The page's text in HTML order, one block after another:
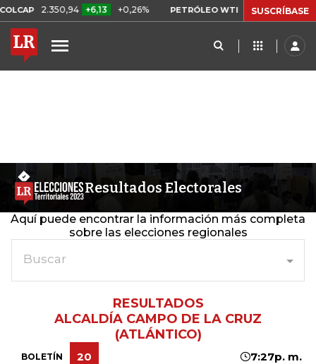
2.350,94 +6,13 +0,26% PETRÓLEO WTI US$ 78,01 US$
SUSCRÍBASE
Resultados Electorales
Aquí puede encontrar la información más completa
sobre las elecciones regionales
Buscar
RESULTADOS
ALCALDÍA CAMPO DE LA CRUZ
(ATLÁNTICO)
BOLETÍN 20
7:27p. m.